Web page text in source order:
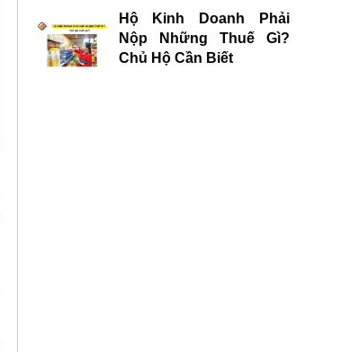
Hộ Kinh Doanh Phải
Nộp Những Thuế Gì?
Chủ Hộ Cần Biết